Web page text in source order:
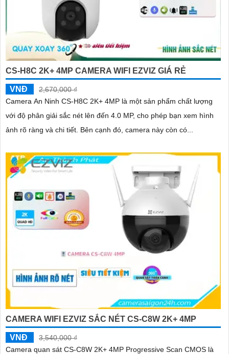
CS-H8C 2K+ 4MP CAMERA WIFI EZVIZ GIÁ RẺ
VNĐ
2,670,000 ₫
Camera An Ninh CS-H8C 2K+ 4MP là một sản phẩm chất lượng
với độ phân giải sắc nét lên đến 4.0 MP, cho phép bạn xem hình
ảnh rõ ràng và chi tiết. Bên cạnh đó, camera này còn có...
CAMERA WIFI EZVIZ SẮC NÉT CS-C8W 2K+ 4MP
VNĐ
3,540,000 ₫
Camera quan sát CS-C8W 2K+ 4MP Progressive Scan CMOS là